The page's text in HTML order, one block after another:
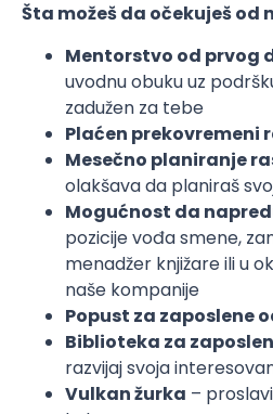
Šta možeš da očekuješ od
Mentorstvo od prvog
uvodnu obuku uz
zadužen za tebe
Plaćen prekovremeni
Mesečno planiranje
olakšava da planiraš
Mogućnost da
pozicije vođa smene,
menadžer knjižare ili u
naše kompanije
Popust za zaposlene
Biblioteka za
razvijaj svoja
Vulkan žurka –